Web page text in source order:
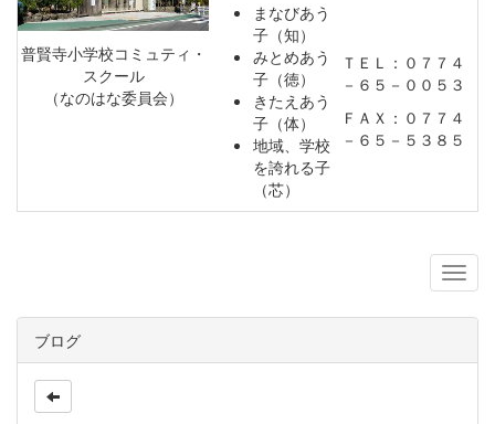
普賢寺小学校コミュティ・
スクール
（なのはな委員会）
まなびあう
子（知）
みとめあう
子（徳）
きたえあう
子（体）
地域、学校
を誇れる子
（芯）
ＴＥＬ：０７７４
－６５－００５３
ＦＡＸ：０７７４
－６５－５３８５
ブログ